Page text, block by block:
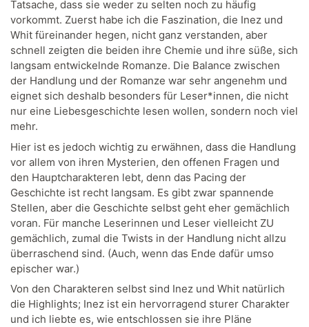
Tatsache, dass sie weder zu selten noch zu häufig
vorkommt. Zuerst habe ich die Faszination, die Inez und
Whit füreinander hegen, nicht ganz verstanden, aber
schnell zeigten die beiden ihre Chemie und ihre süße, sich
langsam entwickelnde Romanze. Die Balance zwischen
der Handlung und der Romanze war sehr angenehm und
eignet sich deshalb besonders für Leser*innen, die nicht
nur eine Liebesgeschichte lesen wollen, sondern noch viel
mehr.
Hier ist es jedoch wichtig zu erwähnen, dass die Handlung
vor allem von ihren Mysterien, den offenen Fragen und
den Hauptcharakteren lebt, denn das Pacing der
Geschichte ist recht langsam. Es gibt zwar spannende
Stellen, aber die Geschichte selbst geht eher gemächlich
voran. Für manche Leserinnen und Leser vielleicht ZU
gemächlich, zumal die Twists in der Handlung nicht allzu
überraschend sind. (Auch, wenn das Ende dafür umso
epischer war.)
Von den Charakteren selbst sind Inez und Whit natürlich
die Highlights; Inez ist ein hervorragend sturer Charakter
und ich liebte es, wie entschlossen sie ihre Pläne